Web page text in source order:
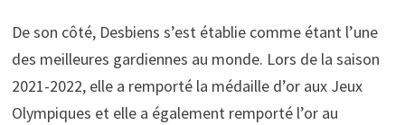
De son côté, Desbiens s’est établie comme étant l’une
des meilleures gardiennes au monde. Lors de la saison
2021-2022, elle a remporté la médaille d’or aux Jeux
Olympiques et elle a également remporté l’or au